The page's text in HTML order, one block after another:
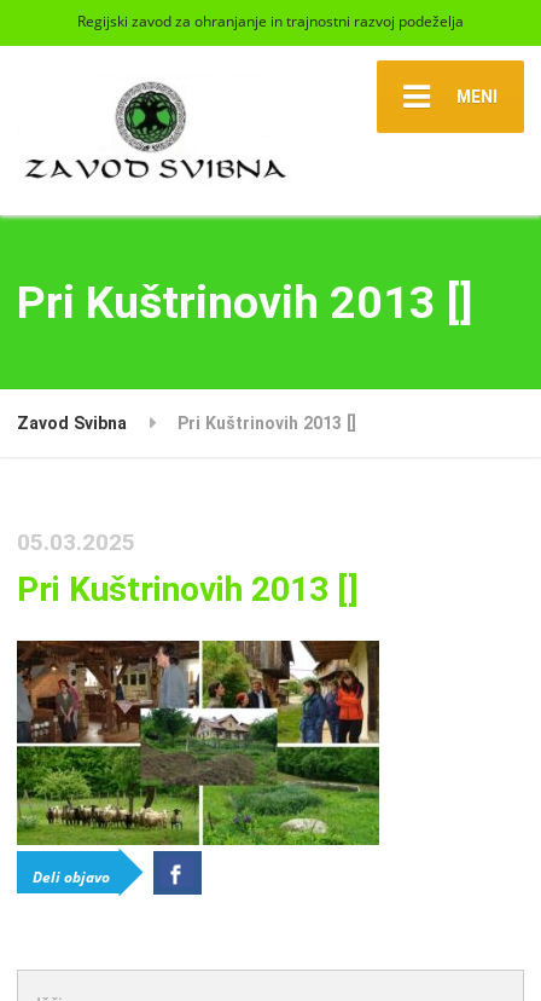
Regijski zavod za ohranjanje in trajnostni razvoj podeželja
MENI
Pri Kuštrinovih 2013 []
Zavod Svibna Pri Kuštrinovih 2013 []
05.03.2025
Pri Kuštrinovih 2013 []
Deli objavo